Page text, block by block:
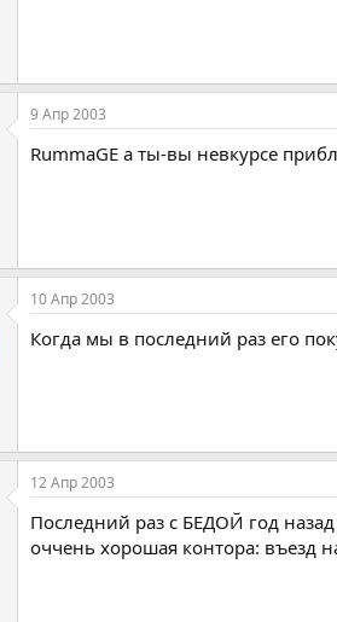
9 Апр 2003
RummaGE а ты-вы невкурсе
10 Апр 2003
Когда мы в последний раз его
12 Апр 2003
Последний раз с БЕДОЙ год
оччень хорошая контора: въезд